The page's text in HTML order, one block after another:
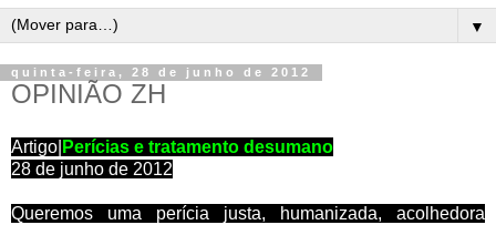
▼
quinta-feira, 28 de junho de 2012
OPINIÃO ZH
Artigo| Perícias e tratamento desumano
28 de junho de 2012
Queremos uma perícia justa, humanizada, acolhedora